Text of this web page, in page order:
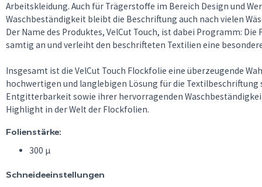
Arbeitskleidung. Auch für Trägerstoffe im Bereich Design und
Waschbeständigkeit bleibt die Beschriftung auch nach vielen
Der Name des Produktes, VelCut Touch, ist dabei Programm:
samtig an und verleiht den beschrifteten Textilien eine
Insgesamt ist die VelCut Touch Flockfolie eine überzeugende
hochwertigen und langlebigen Lösung für die Textilbeschriftung
Entgitterbarkeit sowie ihrer hervorragenden
Highlight in der Welt der Flockfolien.
Folienstärke:
300 µ
Schneideeinstellungen